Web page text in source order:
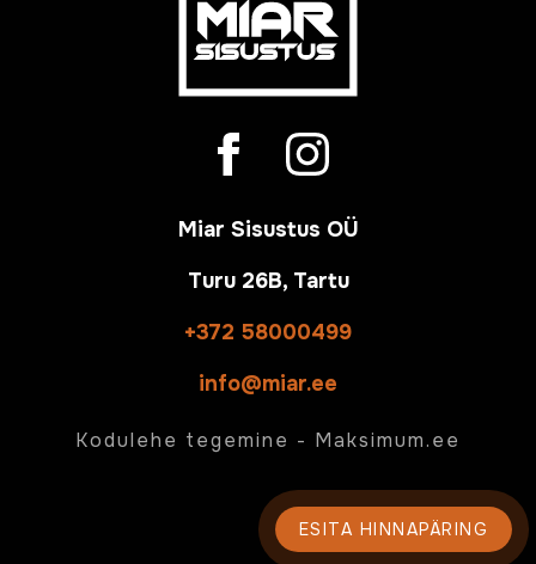
ESITA HINNAPÄRING
Miar Sisustus OÜ
Turu 26B, Tartu
+372 58000499
info@miar.ee
Kodulehe tegemine - Maksimum.ee